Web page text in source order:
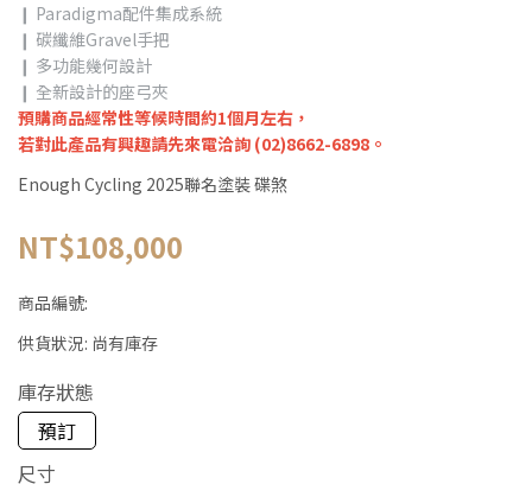
❙ Paradigma配件集成系統
❙ 碳纖維Gravel手把
❙ 多功能幾何設計
❙ 全新設計的座弓夾
預購商品經常性等候時間約1個月左右，
若對此產品有興趣請先來電洽詢 (02)8662-6898。
Enough Cycling 2025聯名塗裝 碟煞
NT$108,000
商品編號:
供貨狀況: 尚有庫存
庫存狀態
預訂
尺寸